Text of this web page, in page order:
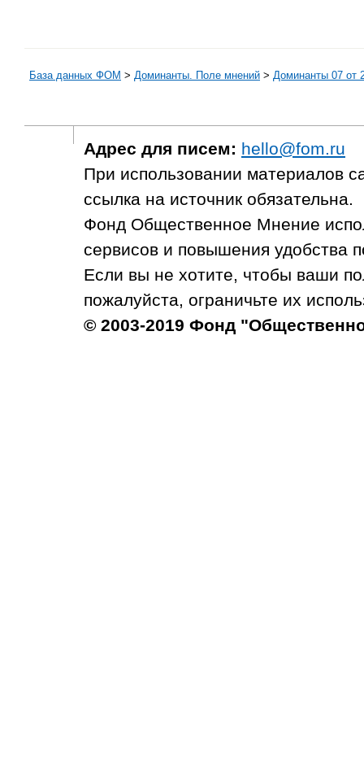
База данных ФОМ > Доминанты. Поле мнений > Доминанты 07 от
Адрес для писем: hello@fom.ru
При использовании материалов
ссылка на источник обязательна.
Фонд Общественное Мнение
сервисов и повышения удобства
Если вы не хотите, чтобы ваши
пожалуйста, ограничьте их
© 2003-2019 Фонд